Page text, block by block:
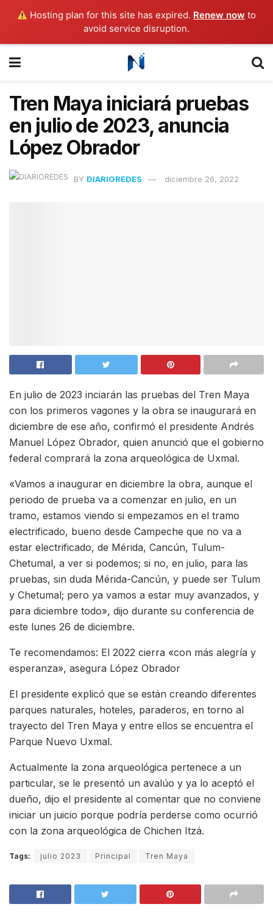
Hosting plan for this site has expired. Renew now to
avoid service disruption.
Tren Maya iniciará pruebas
en julio de 2023, anuncia
López Obrador
BY DIARIOREDES diciembre 26, 2022
En julio de 2023 inciarán las pruebas del Tren Maya
con los primeros vagones y la obra se inaugurará en
diciembre de ese año, confirmó el presidente Andrés
Manuel López Obrador, quien anunció que el gobierno
federal comprará la zona arqueológica de Uxmal.
«Vamos a inaugurar en diciembre la obra, aunque el
periodo de prueba va a comenzar en julio, en un
tramo, estamos viendo si empezamos en el tramo
electrificado, bueno desde Campeche que no va a
estar electrificado, de Mérida, Cancún, Tulum-
Chetumal, a ver si podemos; si no, en julio, para las
pruebas, sin duda Mérida-Cancún, y puede ser Tulum
y Chetumal; pero ya vamos a estar muy avanzados, y
para diciembre todo», dijo durante su conferencia de
este lunes 26 de diciembre.
Te recomendamos: El 2022 cierra «con más alegría y
esperanza», asegura López Obrador
El presidente explicó que se están creando diferentes
parques naturales, hoteles, paraderos, en torno al
trayecto del Tren Maya y entre ellos se encuentra el
Parque Nuevo Uxmal.
Actualmente la zona arqueológica pertenece a un
particular, se le presentó un avalúo y ya lo aceptó el
dueño, dijo el presidente al comentar que no conviene
iniciar un juicio porque podría perderse como ocurrió
con la zona arqueológica de Chichen Itzá.
Tags: julio 2023 Principal Tren Maya